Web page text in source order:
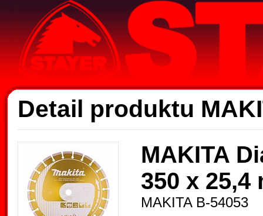
Detail produktu
MAKITA
350 x 25,4
MAKITA B-54053